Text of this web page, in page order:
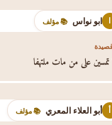
ا ابو نواس 📚 مؤلف
تمسين على من مات ملتهفا
أ أبو العلاء المعري 📚 مؤلف